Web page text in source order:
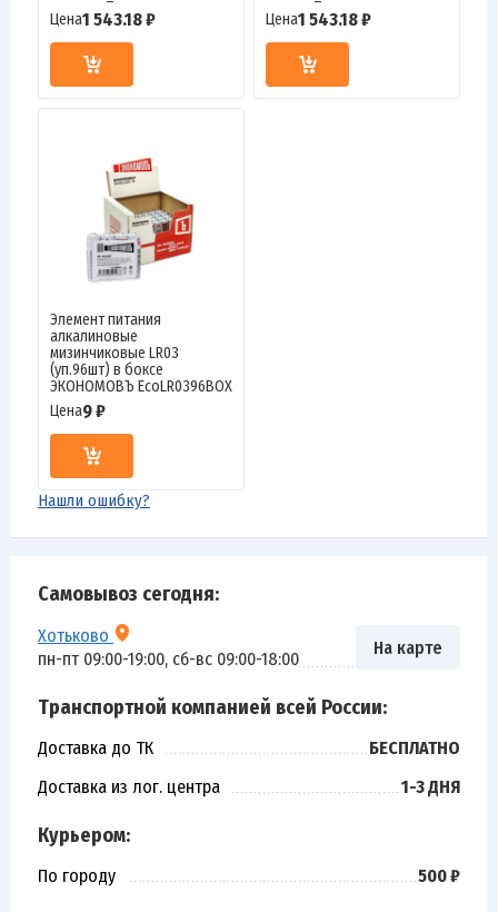
Самовывоз сегодня:
Хотьково
пн-пт 09:00-19:00, сб-вс 09:00-18:00
На карте
Транспортной компанией всей России:
Доставка до ТК
БЕСПЛАТНО
Доставка из лог. центра
1-3 ДНЯ
Курьером:
По городу 500 ₽
Цена1 543.18 ₽
Цена1 543.18 ₽
Элемент питания
алкалиновые
мизинчиковые LR03
(уп.96шт) в боксе
ЭКОНОМОВЪ EcoLR0396BOX
Цена9 ₽
Нашли ошибку?